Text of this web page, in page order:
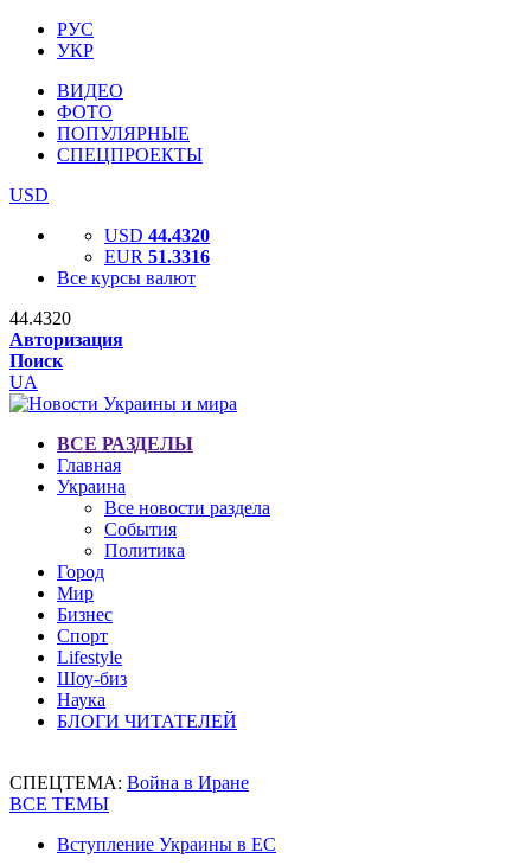
РУС
УКР
ВИДЕО
ФОТО
ПОПУЛЯРНЫЕ
СПЕЦПРОЕКТЫ
USD
USD 44.4320
EUR 51.3316
Все курсы валют
44.4320
Авторизация
Поиск
UA
ВСЕ РАЗДЕЛЫ
Главная
Украина
Все новости раздела
События
Политика
Город
Мир
Бизнес
Спорт
Lifestyle
Шоу-биз
Наука
БЛОГИ ЧИТАТЕЛЕЙ
СПЕЦТЕМА: Война в Иране
ВСЕ ТЕМЫ
Вступление Украины в ЕС